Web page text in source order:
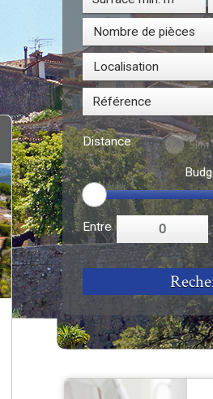
Nombre de pièces
Localisation
Distance 5km
Entre